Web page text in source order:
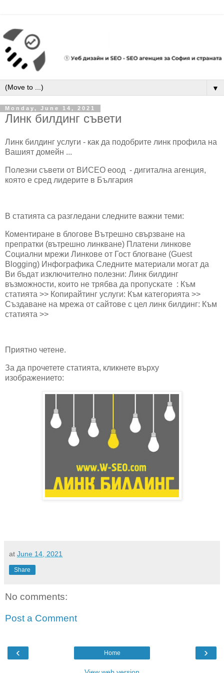
▼
Monday, June 14, 2021
Линк билдинг съвети
Линк билдинг услуги - как да подобрите линк профила на
Вашият домейн ...
Полезни съвети от ВИСЕО еоод - дигитална агенция,
която е сред лидерите в България
В статията са разгледани следните важни теми:
Коментиране в блогове Вътрешно свързване на
препратки (вътрешно линкване) Платени линкове
Социални мрежи Линкове от Гост блогване (Guest
Blogging) Инфографика Следните материали могат да
Ви бъдат изключително полезни: Линк билдинг
възможности, които не трябва да пропускате : Към
статията >> Копирайтинг услуги: Към категорията >>
Създаване на мрежа от сайтове с цел линк билдинг: Към
статията >>
Приятно четене.
За да прочетете статията, кликнете върху
изображението:
at June 14, 2021
Share
No comments:
Post a Comment
‹ ›
Home